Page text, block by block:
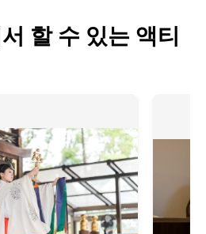
할 수 있는 액티